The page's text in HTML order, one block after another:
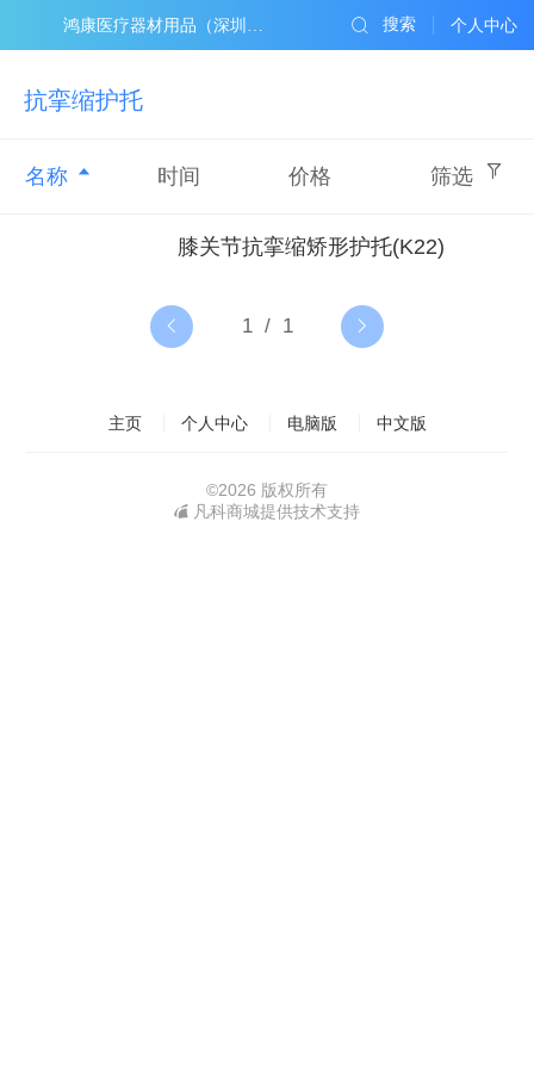
鸿康医疗器材用品（深圳）有限公司 个人中心
搜索
抗挛缩护托
名称 时间 价格 筛选
膝关节抗挛缩矫形护托(K22)
主页 个人中心 电脑版 中文版
©2026 版权所有
凡科商城提供技术支持